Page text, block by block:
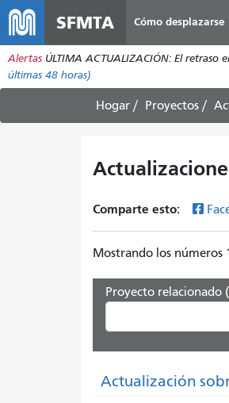
SFMTA Cómo desplazarse
Alertas ÚLTIMA ACTUALIZACIÓN: El
últimas 48 horas)
Hogar Proyectos
Comparte esto:
Mostrando los números
Proyecto
Actualización